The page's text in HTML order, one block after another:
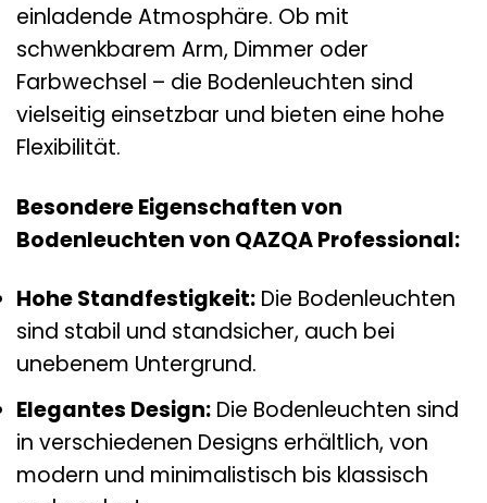
einladende Atmosphäre. Ob mit
schwenkbarem Arm, Dimmer oder
Farbwechsel – die Bodenleuchten sind
vielseitig einsetzbar und bieten eine hohe
Flexibilität.
Besondere Eigenschaften von
Bodenleuchten von QAZQA Professional:
Hohe Standfestigkeit: Die Bodenleuchten
sind stabil und standsicher, auch bei
unebenem Untergrund.
Elegantes Design: Die Bodenleuchten sind
in verschiedenen Designs erhältlich, von
modern und minimalistisch bis klassisch